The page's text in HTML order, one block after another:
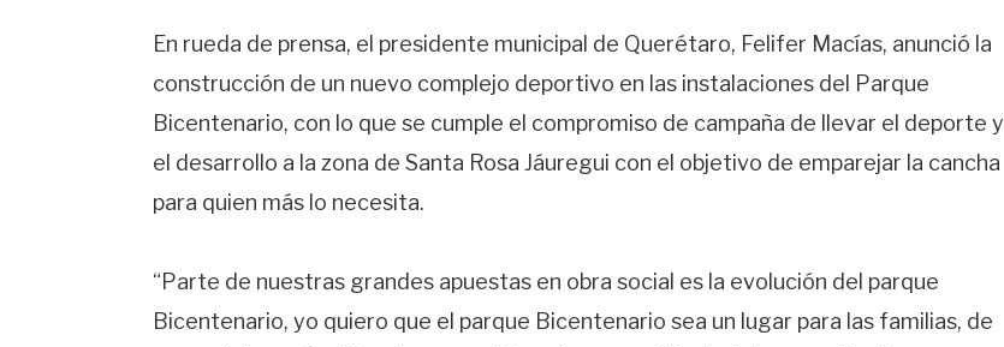
En rueda de prensa, el presidente municipal de Querétaro, Felifer Macías, anunció la
construcción de un nuevo complejo deportivo en las instalaciones del Parque
Bicentenario, con lo que se cumple el compromiso de campaña de llevar el deporte y
el desarrollo a la zona de Santa Rosa Jáuregui con el objetivo de emparejar la cancha
para quien más lo necesita.
“Parte de nuestras grandes apuestas en obra social es la evolución del parque
Bicentenario, yo quiero que el parque Bicentenario sea un lugar para las familias, de